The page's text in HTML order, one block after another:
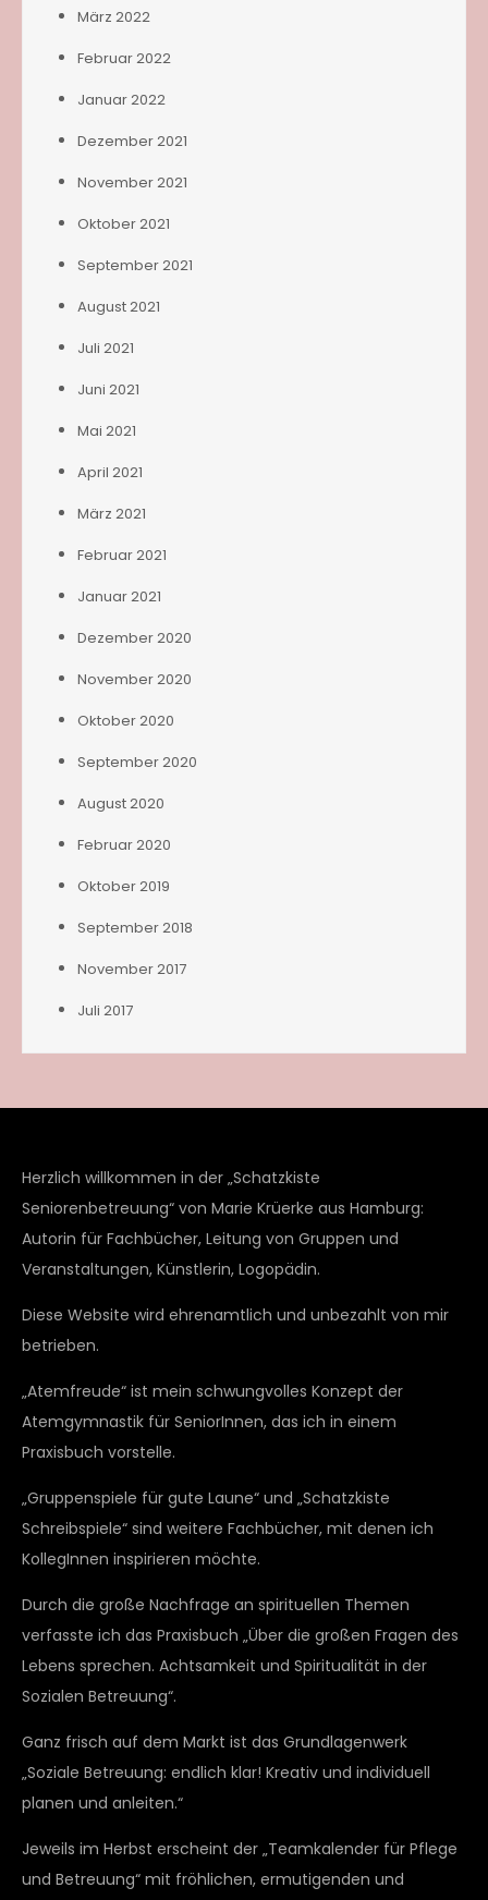
März 2022
Februar 2022
Januar 2022
Dezember 2021
November 2021
Oktober 2021
September 2021
August 2021
Juli 2021
Juni 2021
Mai 2021
April 2021
März 2021
Februar 2021
Januar 2021
Dezember 2020
November 2020
Oktober 2020
September 2020
August 2020
Februar 2020
Oktober 2019
September 2018
November 2017
Juli 2017
Herzlich willkommen in der „Schatzkiste
Seniorenbetreuung“ von Marie Krüerke aus Hamburg:
Autorin für Fachbücher, Leitung von Gruppen und
Veranstaltungen, Künstlerin, Logopädin.
Diese Website wird ehrenamtlich und unbezahlt von mir
betrieben.
„Atemfreude“ ist mein schwungvolles Konzept der
Atemgymnastik für SeniorInnen, das ich in einem
Praxisbuch vorstelle.
„Gruppenspiele für gute Laune“ und „Schatzkiste
Schreibspiele“ sind weitere Fachbücher, mit denen ich
KollegInnen inspirieren möchte.
Durch die große Nachfrage an spirituellen Themen
verfasste ich das Praxisbuch „Über die großen Fragen des
Lebens sprechen. Achtsamkeit und Spiritualität in der
Sozialen Betreuung“.
Ganz frisch auf dem Markt ist das Grundlagenwerk
„Soziale Betreuung: endlich klar! Kreativ und individuell
planen und anleiten.“
Jeweils im Herbst erscheint der „Teamkalender für Pflege
und Betreuung“ mit fröhlichen, ermutigenden und